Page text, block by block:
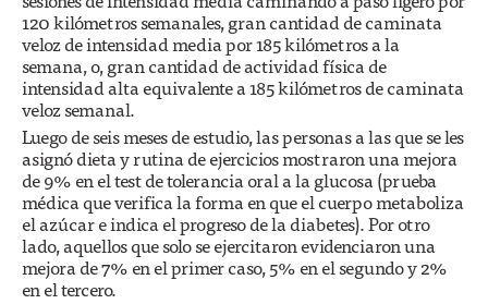
120 kilómetros semanales, gran cantidad de caminata
veloz de intensidad media por 185 kilómetros a la
semana, o, gran cantidad de actividad física de
intensidad alta equivalente a 185 kilómetros de caminata
veloz semanal.
Luego de seis meses de estudio, las personas a las que se les
asignó dieta y rutina de ejercicios mostraron una mejora
de 9% en el test de tolerancia oral a la glucosa (prueba
médica que verifica la forma en que el cuerpo metaboliza
el azúcar e indica el progreso de la diabetes). Por otro
lado, aquellos que solo se ejercitaron evidenciaron una
mejora de 7% en el primer caso, 5% en el segundo y 2%
en el tercero.